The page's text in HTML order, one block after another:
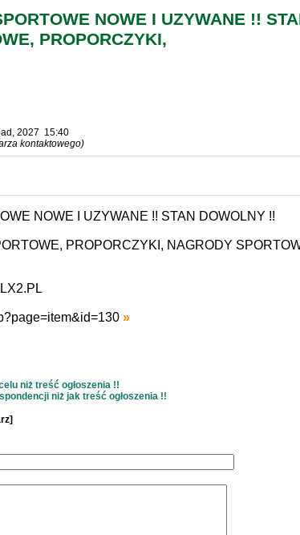
NOWE I UZYWANE !!
PROPORCZYKI,
2027 15:40
kontaktowego)
NOWE I UZYWANE !! STAN DOWOLNY !!
PROPORCZYKI, NAGRODY
»
niż treść ogłoszenia !!
niż jak treść ogłoszenia !!